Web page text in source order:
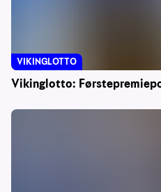
Vikinglotto:
VIKINGLOTTO